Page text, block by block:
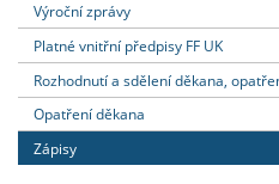
Výroční zprávy
Platné vnitřní předpisy FF UK
Rozhodnutí a sdělení děkana,
Opatření děkana
Zápisy